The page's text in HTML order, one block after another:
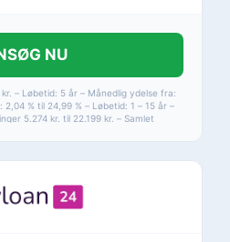
NU
– Løbetid: 5 år – Månedlig ydelse fra:
2,04 % til 24,99 % – Løbetid: 1 – 15 år –
5.274 kr. til 22.199 kr. – Samlet